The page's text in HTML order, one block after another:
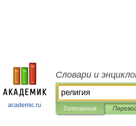
academic.ru
Словари и
Толкования